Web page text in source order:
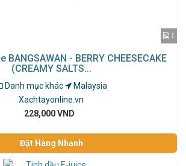
1
BANGSAWAN - BERRY CHEESECAKE
(CREAMY SALTS...
Danh mục khác
Malaysia
Xachtayonline.vn
228,000 VND
Đặt Hàng Nhanh